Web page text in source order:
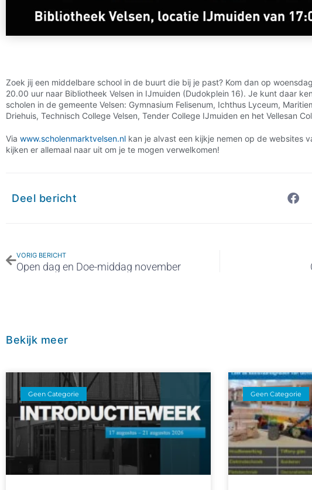
Zoek jij een middelbare school in de buurt die bij je past? Kom dan op
20.00 uur naar Bibliotheek Velsen in IJmuiden (Dudokplein 16). Je kunt daar
scholen in de gemeente Velsen: Gymnasium Felisenum, Ichthus Lyceum,
Driehuis, Technisch College Velsen, Tender College IJmuiden en het Vellesan
Via www.scholenmarktvelsen.nl kan je alvast een kijkje nemen op de websites
kijken er allemaal naar uit om je te mogen verwelkomen!
Deel bericht
VORIG BERICHT
Open dag en Doe-middag november
Bekijk meer
Geen Categorie Geen Categorie